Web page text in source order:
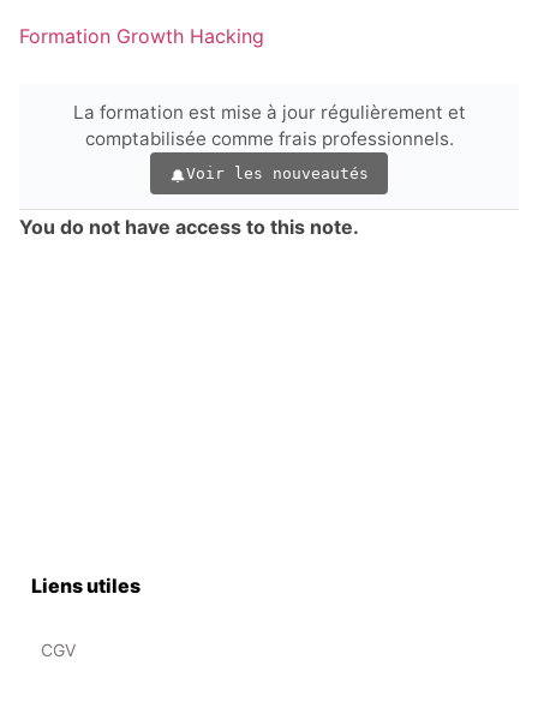
Formation Growth Hacking
La formation est mise à jour régulièrement et
comptabilisée comme frais professionnels.
Voir les nouveautés
You do not have access to this note.
Liens utiles
CGV